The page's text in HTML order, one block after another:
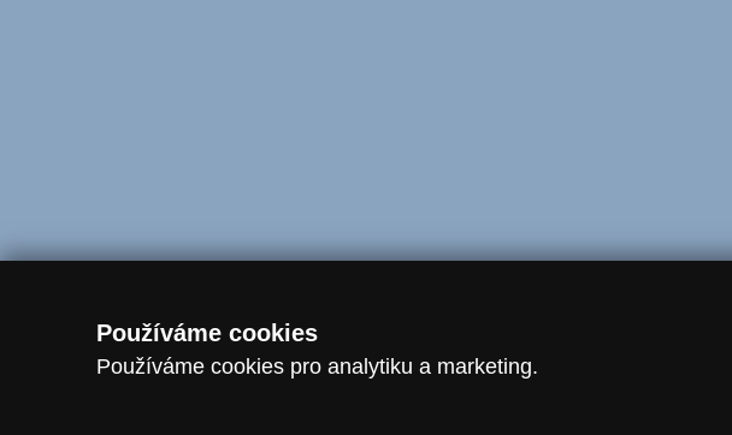
Používáme cookies
Používáme cookies pro analytiku a marketing.